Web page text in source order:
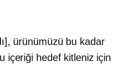
ürünümüzü bu kadar
içeriği hedef kitleniz için